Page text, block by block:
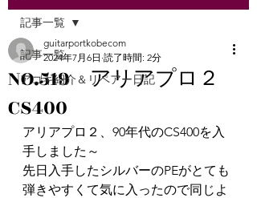
記事一覧
アコギ紹介＆リペアー日記
記事一覧
NO.519 アリアプロ２
CS400
guitarportkobecom
2024年7月6日 読了時間: 2分
アリアプロ２、90年代のCS400を入
手しました～
先日入手したシルバーのPEがとても
弾きやすくて気に入ったので同じよ